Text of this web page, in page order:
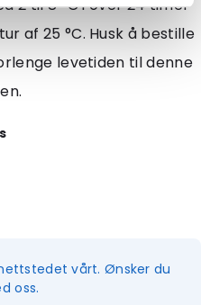
2 til 8 °C i over 24 timer
af 25 °C. Husk å bestille
levetiden til denne
vårt. Ønsker du
oss.